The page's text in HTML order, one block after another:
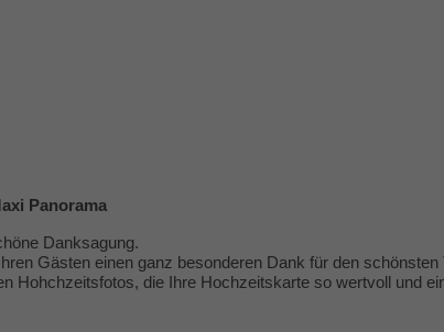
Panorama
Danksagung.
Gästen einen ganz besonderen Dank für den
Hohchzeitsfotos, die Ihre Hochzeitskarte so wertvoll und